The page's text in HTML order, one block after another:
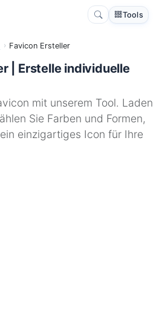
Tools
Favicon Ersteller
| Erstelle individuelle
mit unserem Tool. Laden
Sie Farben und Formen,
einzigartiges Icon für Ihre